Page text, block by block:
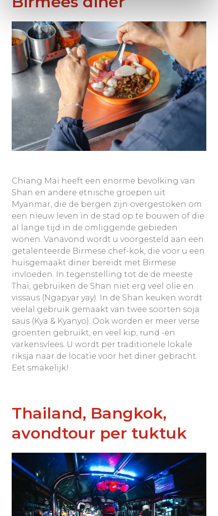
Chiang Mai heeft een enorme bevolking van
Shan en andere etnische groepen uit
Myanmar, die de bergen zijn overgestoken om
een nieuw leven in de stad op te bouwen of die
al lange tijd in de omliggende gebieden
wonen. Vanavond wordt u voorgesteld aan een
getalenteerde Birmese chef-kok, die voor u een
huisgemaakt diner bereidt met Birmese
invloeden. In tegenstelling tot de de meeste
Thai, gebruiken de Shan niet erg veel olie en
vissaus (Ngapyar yay). In de Shan keuken wordt
veelal gebruik gemaakt van twee soorten soja
saus (Kya & Kyanyo). Ook worden er meer verse
groenten gebruikt, en veel kip, rund -en
varkensvlees. U wordt per traditionele lokale
riksja naar de locatie voor het diner gebracht.
Eet smakelijk!
Thailand, Bangkok,
avondtour per tuktuk